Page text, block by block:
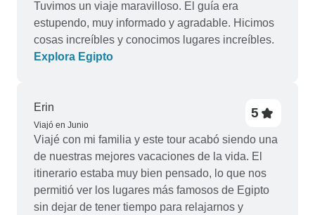
opcionales disponibles. No hay que perderse los
espectáculos nocturnos de luces y los paseos en
globo.
Tuvimos un viaje maravilloso. El guía era
estupendo, muy informado y agradable. Hicimos
cosas increíbles y conocimos lugares increíbles.
Explora Egipto
Erin
Viajó en Junio
5
Viajé con mi familia y este tour acabó siendo una
de nuestras mejores vacaciones de la vida. El
itinerario estaba muy bien pensado, lo que nos
permitió ver los lugares más famosos de Egipto
sin dejar de tener tiempo para relajarnos y